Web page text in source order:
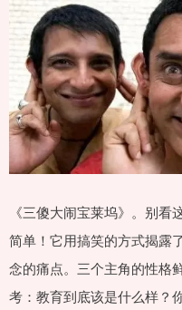
《三傻大闹宝莱坞》。别
简单！它用搞笑的方式揭露
念的痛点。三个主角的性格
考：教育到底该是什么样？